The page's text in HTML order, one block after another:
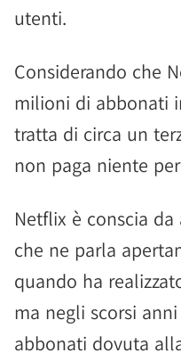
utenti.
Considerando che
milioni di abbonati
tratta di circa un
non paga niente
Netflix è conscia
che ne parla
quando ha
ma negli scorsi
abbonati dovuta